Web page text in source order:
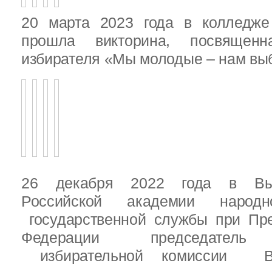
20 марта 2023 года в колледже
прошла викторина,
избирателя «Мы молодые – нам
26 декабря 2022 года в
Российской академии
государственной службы при
Федерации председатель
избирательной комиссии